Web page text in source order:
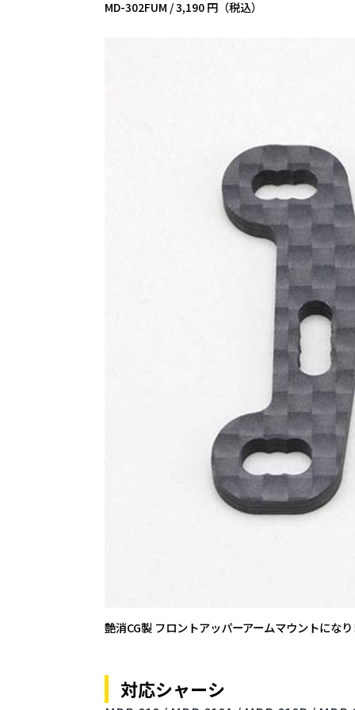
MD-302FUM /3,190 円（税込）
艶消CG製 フロントアッパーアームマウントにな
対応シャーシ